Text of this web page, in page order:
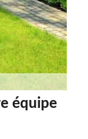
équipe